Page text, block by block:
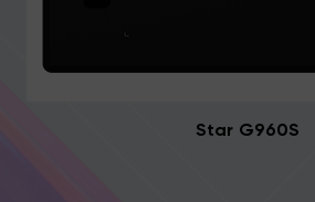
Star G960S